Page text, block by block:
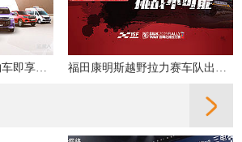
私人订制专属爱车，购车即享多重好礼！ 福田康明斯越野拉力赛车队出征2019丝绸之路拉力赛